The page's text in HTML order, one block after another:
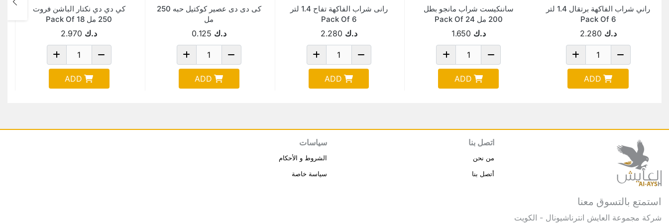
راني شراب الفاكهة برتقال 1.4 لتر
Pack Of 6
د.ك 2.280
ADD
ساننكيست شراب مانجو بطل
200 مل Pack Of 24
د.ك 1.650
ADD
رانى شراب الفاكهة تفاح 1.4 لتر
Pack Of 6
د.ك 2.280
ADD
كى دى دى عصير كوكتيل حبه 250
مل
د.ك 0.125
ADD
كي دي دي نكتار الباشن فروت
250 مل Pack Of 18
د.ك 2.970
ADD
استمتع بالتسوق معنا
شركة مجموعة العايش انترناشيونال - الكويت
اتصل بنا
من نحن
أتصل بنا
سياسات
الشروط و الأحكام
سياسة خاصة